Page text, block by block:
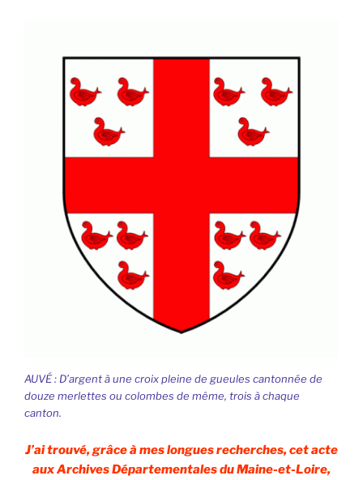
AUVÉ : D’argent à une croix pleine de gueules cantonnée de
douze merlettes ou colombes de même, trois à chaque
canton.
J’ai trouvé, grâce à mes longues recherches, cet acte
aux Archives Départementales du Maine-et-Loire,